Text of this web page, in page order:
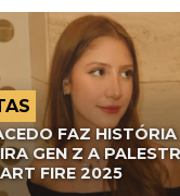
FAZ
GEN Z A
FIRE 2025